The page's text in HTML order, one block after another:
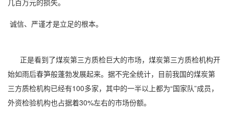
几百万元的损失。
诚信、严谨才是立足的根本。
正是看到了煤炭第三方质检巨大的市场，煤炭第三方质检机构开
始如雨后春笋般蓬勃发展起来。据不完全统计，目前我国的煤炭第
三方质检机构已经有100多家，其中的一半以上都为“国家队”成员，
外资检验机构也占据着30%左右的市场份额。